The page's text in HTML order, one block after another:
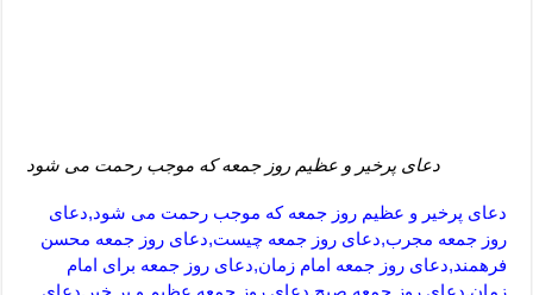
دعای پرخیر و عظیم روز جمعه که موجب رحمت می شود
دعای پرخیر و عظیم روز جمعه که موجب رحمت می شود,دعای
روز جمعه مجرب,دعای روز جمعه چیست,دعای روز جمعه محسن
فرهمند,دعای روز جمعه امام زمان,دعای روز جمعه برای امام
زمان,دعای روز جمعه صبح,دعای روز جمعه عظیم و پر خیر,دعای